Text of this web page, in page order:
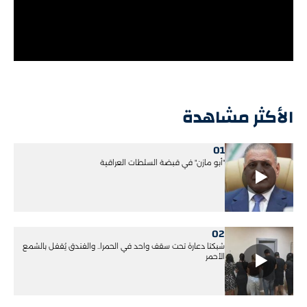
الأكثر مشاهدة
01
"أبو مازن" في قبضة السلطات العراقية
02
شبكتا دعارة تحت سقف واحد في الحمرا.. والفندق يُقفل بالشمع
الأحمر